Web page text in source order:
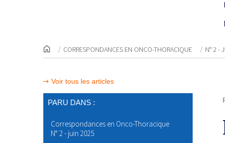
CORRESPONDANCES EN ONCO-THORACIQUE N° 2 -
Voir tous les articles
PARU DANS :
Correspondances en Onco-Thoracique
N° 2 - juin 2025